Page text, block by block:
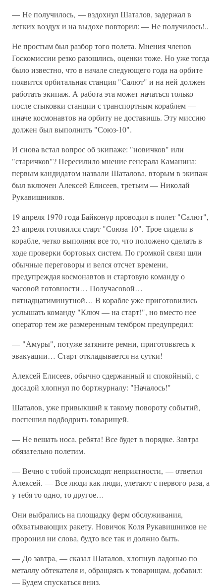
— Не получилось, — вздохнул Шаталов, задержал в
легких воздух и на выдохе повторил: — Не получилось!..
Не простым был разбор того полета. Мнения членов
Госкомиссии резко разошлись, оценки тоже. Но уже тогда
было известно, что в начале следующего года на орбите
появится орбитальная станция "Салют" и на ней должен
работать экипаж. А работа эта может начаться только
после стыковки станции с транспортным кораблем —
иначе космонавтов на орбиту не доставишь. Эту миссию
должен был выполнить "Союз-10".
И снова встал вопрос об экипаже: "новичков" или
"старичков"? Пересилило мнение генерала Каманина:
первым кандидатом назвали Шаталова, вторым в экипаж
был включен Алексей Елисеев, третьим — Николай
Рукавишников.
19 апреля 1970 года Байконур проводил в полет "Салют",
23 апреля готовился старт "Союза-10". Трое сидели в
корабле, четко выполняя все то, что положено сделать в
ходе проверки бортовых систем. По громкой связи шли
обычные переговоры и велся отсчет времени,
предупреждая космонавтов и стартовую команду о
часовой готовности… Получасовой…
пятнадцатиминутной… В корабле уже приготовились
услышать команду "Ключ — на старт!", но вместо нее
оператор тем же размеренным тембром предупредил:
— "Амуры", потуже затяните ремни, приготовьтесь к
эвакуации… Старт откладывается на сутки!
Алексей Елисеев, обычно сдержанный и спокойный, с
досадой хлопнул по бортжурналу: "Началось!"
Шаталов, уже привыкший к такому повороту событий,
поспешил подбодрить товарищей.
— Не вешать носа, ребята! Все будет в порядке. Завтра
обязательно полетим.
— Вечно с тобой происходят неприятности, — ответил
Алексей. — Все люди как люди, улетают с первого раза, а
у тебя то одно, то другое…
Они выбрались на площадку ферм обслуживания,
обхватывающих ракету. Новичок Коля Рукавишников не
проронил ни слова, будто все так и должно быть.
— До завтра, — сказал Шаталов, хлопнув ладонью по
металлу обтекателя и, обращаясь к товарищам, добавил:
— Будем спускаться вниз.